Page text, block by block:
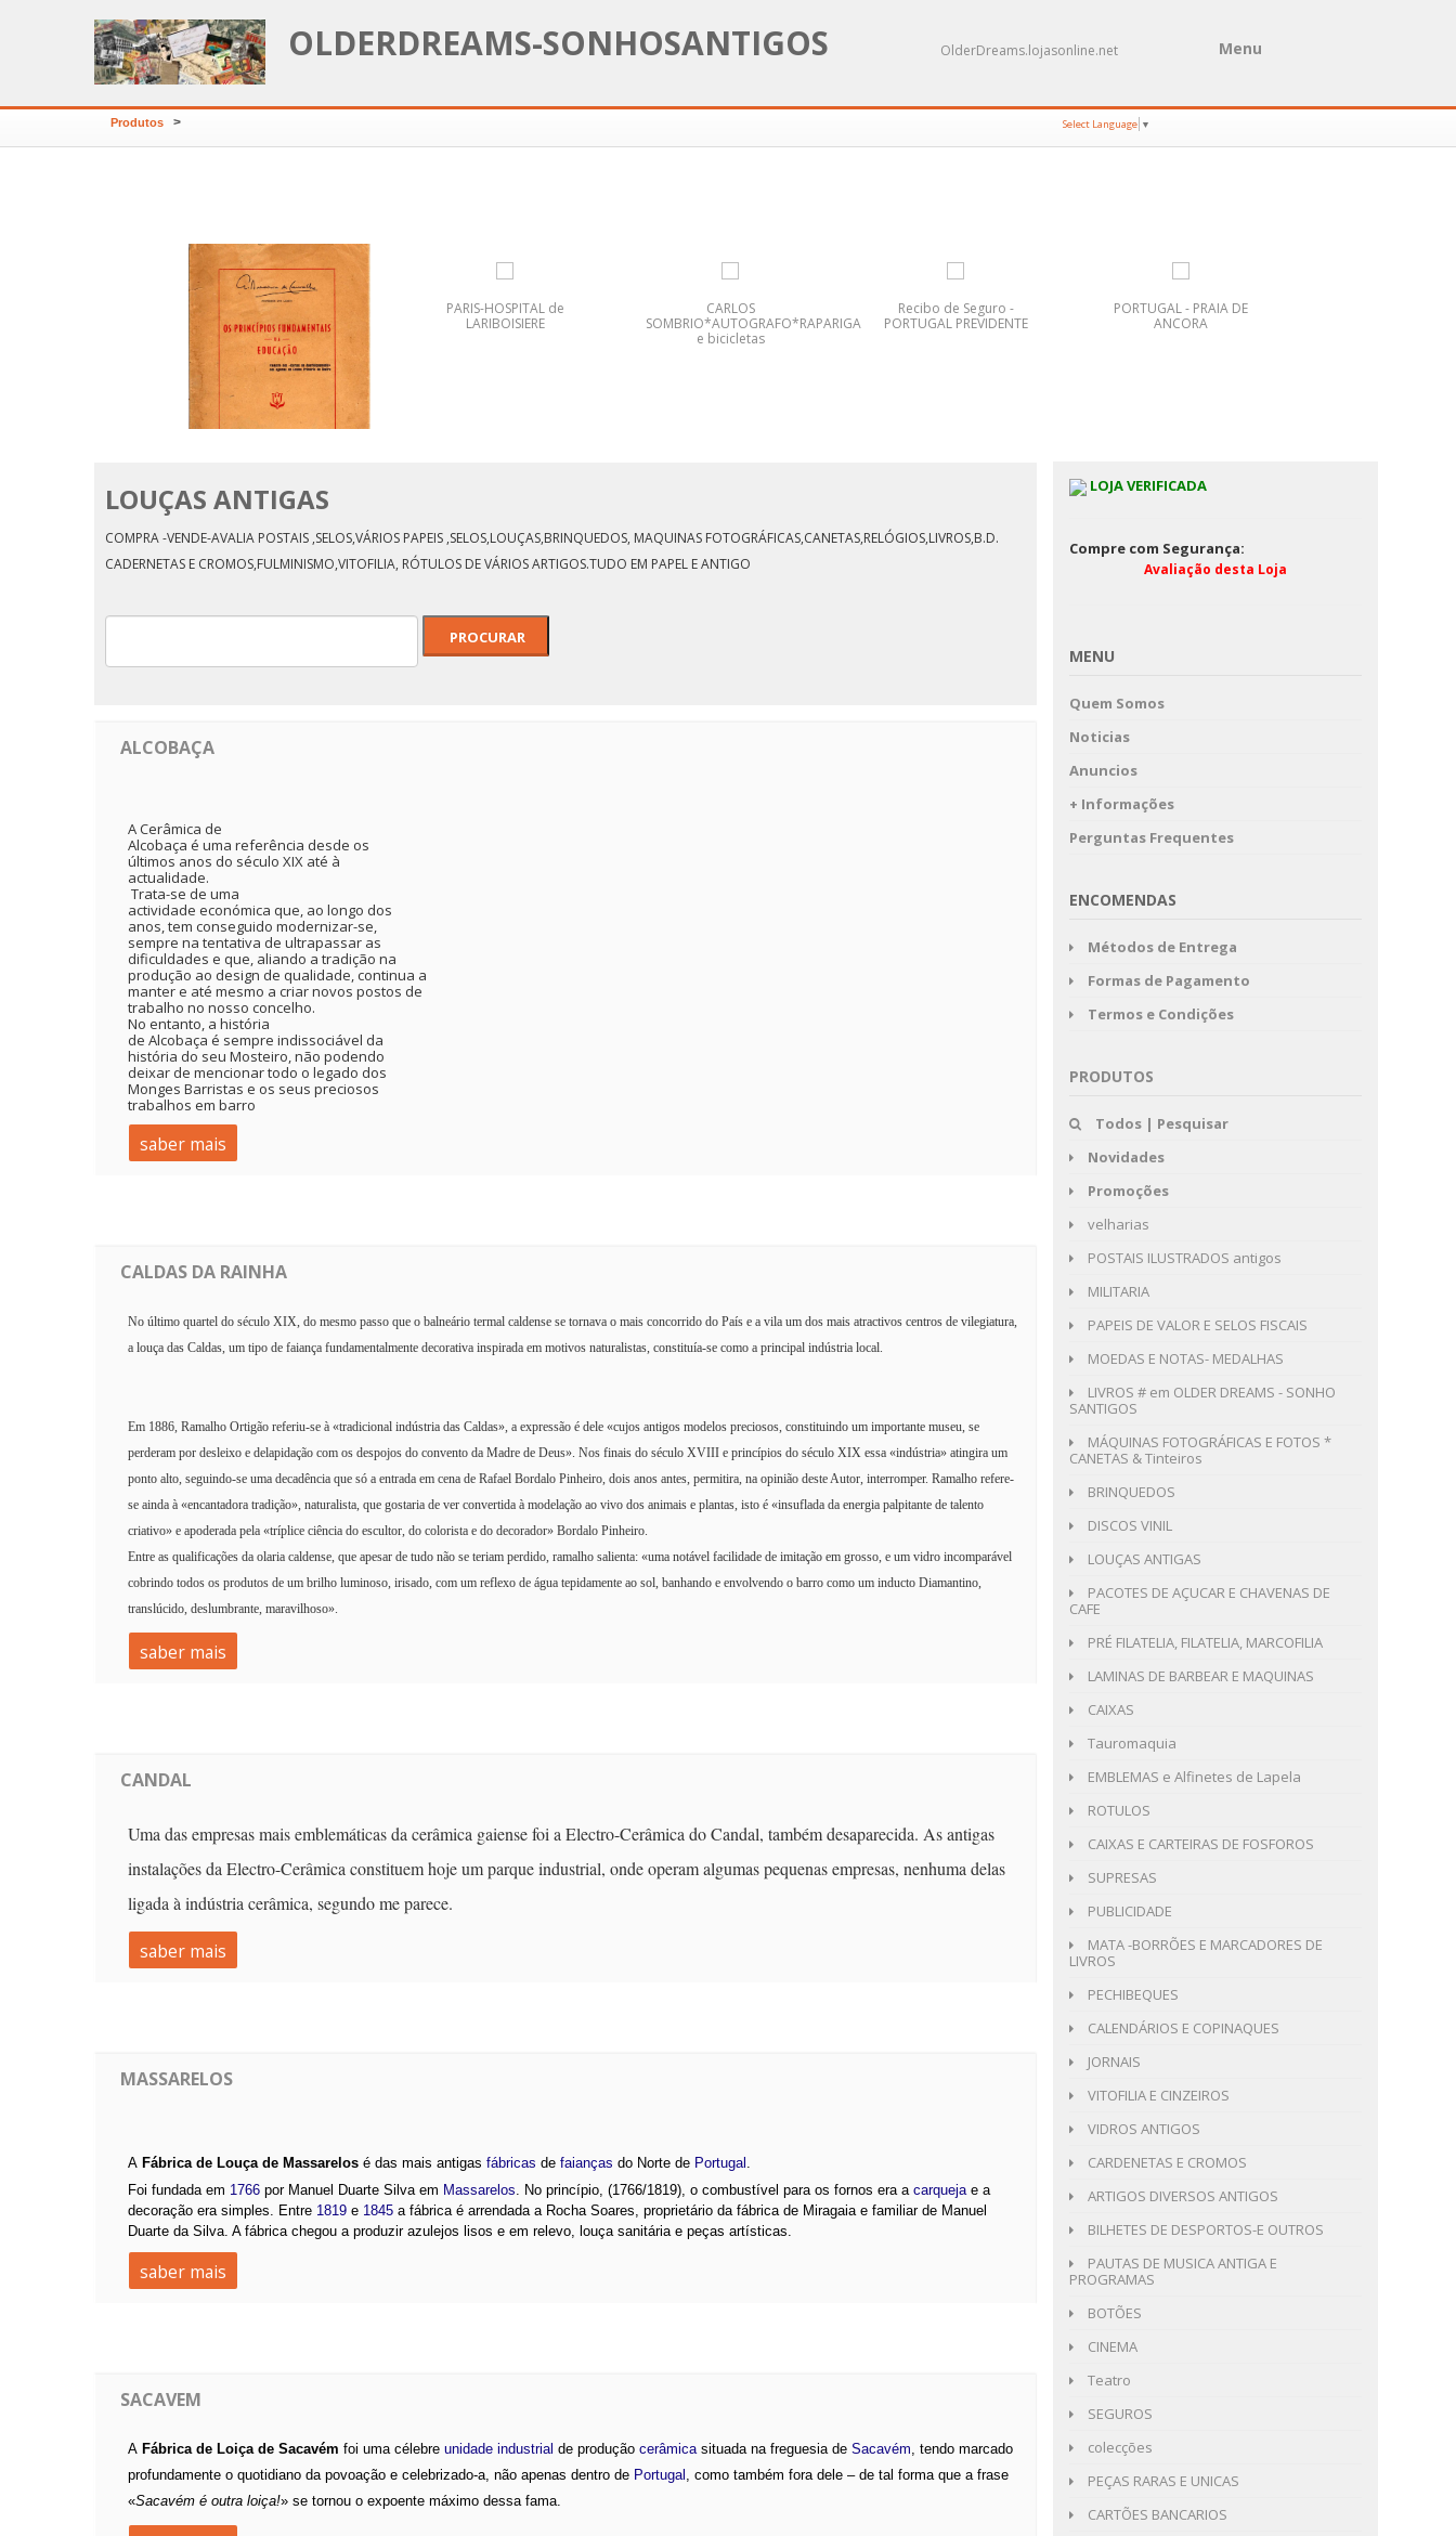
OLDERDREAMS-SONHOSANTIGOS OlderDreams.lojasonline.net Menu
Produtos > Select Language ▼
CRUCIFICADO
OS PRINCÍPIOS
FUNDAMENTAIS DA
PARIS-HOSPITAL de
LARIBOISIERE
CARLOS
SOMBRIO*AUTOGRAFO*RAPARIGA
e bicicletas
Recibo de Seguro -
PORTUGAL PREVIDENTE
PORTUGAL - PRAIA DE
ANCORA
LOUÇAS ANTIGAS
COMPRA -VENDE-AVALIA POSTAIS ,SELOS,VÁRIOS PAPEIS ,SELOS,LOUÇAS,BRINQUEDOS, MAQUINAS FOTOGRÁFICAS,CANETAS,RELÓGIOS,LIVROS,B.D.
CADERNETAS E CROMOS,FULMINISMO,VITOFILIA, RÓTULOS DE VÁRIOS ARTIGOS.TUDO EM PAPEL E ANTIGO
ALCOBAÇA
A Cerâmica de
Alcobaça é uma referência desde os
últimos anos do século XIX até à
actualidade.
Trata-se de uma
actividade económica que, ao longo dos
anos, tem conseguido modernizar-se,
sempre na tentativa de ultrapassar as
dificuldades e que, aliando a tradição na
produção ao design de qualidade, continua a
manter e até mesmo a criar novos postos de
trabalho no nosso concelho.
No entanto, a história
de Alcobaça é sempre indissociável da
história do seu Mosteiro, não podendo
deixar de mencionar todo o legado dos
Monges Barristas e os seus preciosos
trabalhos em barro
saber mais
CALDAS DA RAINHA
No último quartel do século XIX, do mesmo passo que o balneário termal caldense se tornava o mais concorrido do País e a vila um dos mais atractivos centros de vilegiatura,
a louça das Caldas, um tipo de faiança fundamentalmente decorativa inspirada em motivos naturalistas, constituía-se como a principal indústria local.
Em 1886, Ramalho Ortigão referiu-se à «tradicional indústria das Caldas», a expressão é dele «cujos antigos modelos preciosos, constituindo um importante museu, se
perderam por desleixo e delapidação com os despojos do convento da Madre de Deus». Nos finais do século XVIII e princípios do século XIX essa «indústria» atingira um
ponto alto, seguindo-se uma decadência que só a entrada em cena de Rafael Bordalo Pinheiro, dois anos antes, permitira, na opinião deste Autor, interromper. Ramalho refere-
se ainda à «encantadora tradição», naturalista, que gostaria de ver convertida à modelação ao vivo dos animais e plantas, isto é «insuflada da energia palpitante de talento
criativo» e apoderada pela «tríplice ciência do escultor, do colorista e do decorador» Bordalo Pinheiro.
Entre as qualificações da olaria caldense, que apesar de tudo não se teriam perdido, ramalho salienta: «uma notável facilidade de imitação em grosso, e um vidro incomparável
cobrindo todos os produtos de um brilho luminoso, irisado, com um reflexo de água tepidamente ao sol, banhando e envolvendo o barro como um inducto Diamantino,
translúcido, deslumbrante, maravilhoso».
saber mais
CANDAL
Uma das empresas mais emblemáticas da cerâmica gaiense foi a Electro-Cerâmica do Candal, também desaparecida. As antigas
instalações da Electro-Cerâmica constituem hoje um parque industrial, onde operam algumas pequenas empresas, nenhuma delas
ligada à indústria cerâmica, segundo me parece.
saber mais
MASSARELOS
A Fábrica de Louça de Massarelos é das mais antigas fábricas de faianças do Norte de Portugal
Foi fundada em 1766 por Manuel Duarte Silva em Massarelos. No princípio, (1766/1819), o combustível para os fornos era a carquejae a
decoração era simples. Entre 1819 e 1845 a fábrica é arrendada a Rocha Soares, proprietário da fábrica de Miragaia e familiar de Manuel
Duarte da Silva. A fábrica chegou a produzir azulejos lisos e em relevo, louça sanitária e peças artísticas.
saber mais
SACAVEM
A Fábrica de Loiça de Sacavém foi uma célebre unidade industrial de produção cerâmicasituada na freguesia de Sacavém, tendo marcado
profundamente o quotidiano da povoação e celebrizado-a, não apenas dentro de Portugal , como também fora dele – de tal forma que a frase
«Sacavém é outra loiça!» se tornou o expoente máximo dessa fama.
LOJA VERIFICADA
Compre com Segurança:
Avaliação desta Loja
MENU
Quem Somos
Noticias
Anuncios
+ Informações
Perguntas Frequentes
ENCOMENDAS
Métodos de Entrega
Formas de Pagamento
Termos e Condições
PRODUTOS
Todos | Pesquisar
Novidades
Promoções
velharias
POSTAIS ILUSTRADOS antigos
MILITARIA
PAPEIS DE VALOR E SELOS FISCAIS
MOEDAS E NOTAS- MEDALHAS
LIVROS # em OLDER DREAMS - SONHO
SANTIGOS
MÁQUINAS FOTOGRÁFICAS E FOTOS *
CANETAS & Tinteiros
BRINQUEDOS
DISCOS VINIL
LOUÇAS ANTIGAS
PACOTES DE AÇUCAR E CHAVENAS DE
CAFE
PRÉ FILATELIA, FILATELIA, MARCOFILIA
LAMINAS DE BARBEAR E MAQUINAS
CAIXAS
Tauromaquia
EMBLEMAS e Alfinetes de Lapela
ROTULOS
CAIXAS E CARTEIRAS DE FOSFOROS
SUPRESAS
PUBLICIDADE
MATA -BORRÕES E MARCADORES DE
LIVROS
PECHIBEQUES
CALENDÁRIOS E COPINAQUES
JORNAIS
VITOFILIA E CINZEIROS
VIDROS ANTIGOS
CARDENETAS E CROMOS
ARTIGOS DIVERSOS ANTIGOS
BILHETES DE DESPORTOS-E OUTROS
PAUTAS DE MUSICA ANTIGA E
PROGRAMAS
BOTÕES
CINEMA
Teatro
SEGUROS
colecções
PEÇAS RARAS E UNICAS
CARTÕES BANCARIOS